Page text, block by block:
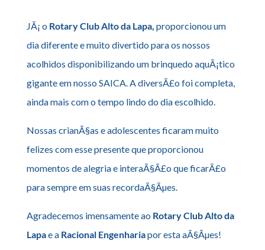
JÃ¡ o Rotary Club Alto da Lapa, proporcionou um
dia diferente e muito divertido para os nossos
acolhidos disponibilizando um brinquedo aquÃ¡tico
gigante em nosso SAICA. A diversÃ£o foi completa,
ainda mais com o tempo lindo do dia escolhido.
Nossas crianÃ§as e adolescentes ficaram muito
felizes com esse presente que proporcionou
momentos de alegria e interaÃ§Ã£o que ficarÃ£o
para sempre em suas recordaÃ§Ãµes.
Agradecemos imensamente ao Rotary Club Alto da
Lapae a Racional Engenhariapor esta aÃ§Ãµes!